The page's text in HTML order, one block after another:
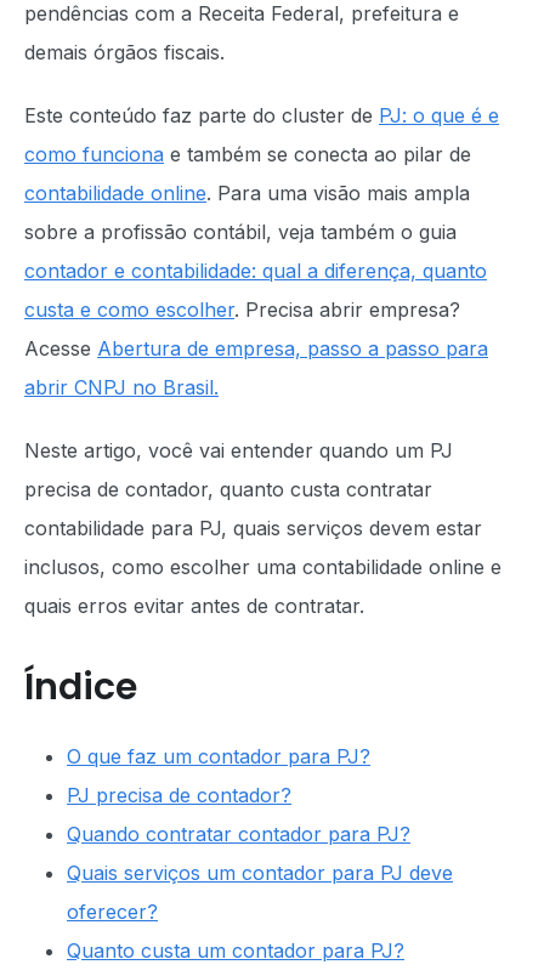
pendências com a Receita Federal, prefeitura e
demais órgãos fiscais.
Este conteúdo faz parte do cluster de PJ: o que é e
como funciona e também se conecta ao pilar de
contabilidade online. Para uma visão mais ampla
sobre a profissão contábil, veja também o guia
contador e contabilidade: qual a diferença, quanto
custa e como escolher. Precisa abrir empresa?
Acesse Abertura de empresa, passo a passo para
abrir CNPJ no Brasil.
Neste artigo, você vai entender quando um PJ
precisa de contador, quanto custa contratar
contabilidade para PJ, quais serviços devem estar
inclusos, como escolher uma contabilidade online e
quais erros evitar antes de contratar.
Índice
O que faz um contador para PJ?
PJ precisa de contador?
Quando contratar contador para PJ?
Quais serviços um contador para PJ deve
oferecer?
Quanto custa um contador para PJ?